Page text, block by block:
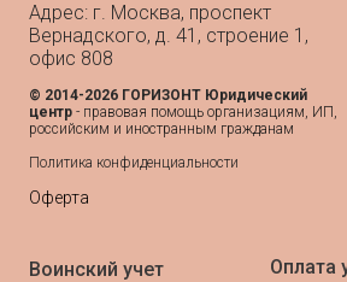
Адрес: г. Москва, проспект
Вернадского, д. 41, строение 1,
офис 808
© 2014-2026 ГОРИЗОНТ Юридический
центр - правовая помощь организациям, ИП,
российским и иностранным гражданам
Политика конфиденциальности
Оферта
Воинский учет
Оплата